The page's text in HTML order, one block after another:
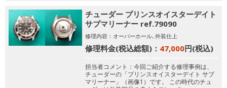
チューダー プリンスオイスターデイト
サブマリーナー ref.79090
修理内容：オーバーホール､外装仕上
修理料金(税込総額)： 47,000円(税込)
担当者コメント：今回ご紹介する修理事例は、
チューダーの「プリンスオイスターデイト サブ
マリーナー」（画像1）です。
この時代のチュ